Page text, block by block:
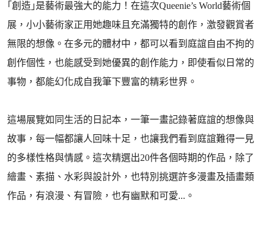
｢創造｣是藝術最強大的能力！在這次Queenie’s World藝術個
展，小小藝術家正用她趣味且充滿獨特的創作，激發觀賞者
無限的想像。在多元的體材中，都可以看到庭誼自由不拘的
創作個性，也能感受到她優異的創作能力，即使看似日常的
事物，都能幻化成自我筆下豐富的精彩世界。
這場展覽如同生活的日記本，一筆一畫記錄著庭誼的想像與
故事，每一幅都讓人回味十足，也讓我們看到庭誼難得一見
的多樣性格與情感。這次精選出20件各個時期的作品，除了
繪畫、素描、水彩與設計外，也特別挑選許多漫畫及插畫類
作品，有浪漫、有冒險，也有幽默和可愛...。